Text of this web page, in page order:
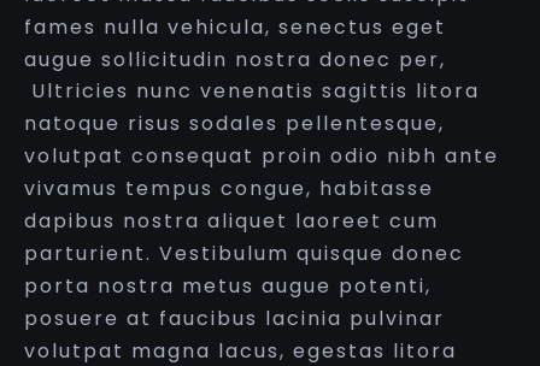
fames nulla vehicula, senectus eget
augue sollicitudin nostra donec per,
Ultricies nunc venenatis sagittis litora
natoque risus sodales pellentesque,
volutpat consequat proin odio nibh ante
vivamus tempus congue, habitasse
dapibus nostra aliquet laoreet cum
parturient. Vestibulum quisque donec
porta nostra metus augue potenti,
posuere at faucibus lacinia pulvinar
volutpat magna lacus, egestas litora